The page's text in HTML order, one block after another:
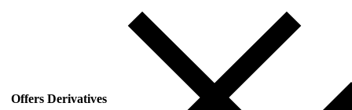
Offers Derivatives